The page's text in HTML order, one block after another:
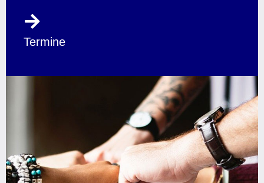
Termine